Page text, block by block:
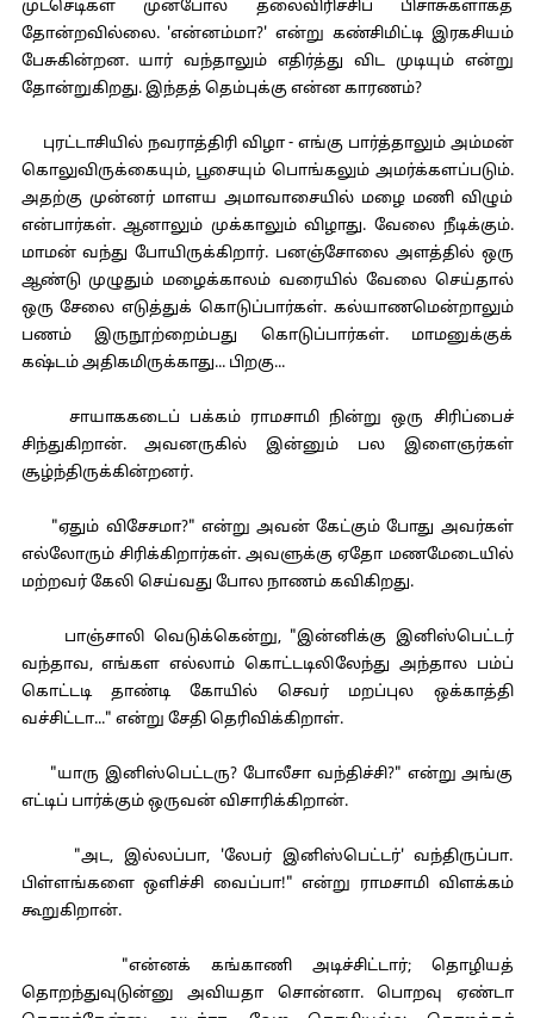
முட்செடிகள் முன்போல் தலைவிரிச்சிப் பிசாசுகளாகத்
தோன்றவில்லை. 'என்னம்மா?' என்று கண்சிமிட்டி இரகசியம்
பேசுகின்றன. யார் வந்தாலும் எதிர்த்து விட முடியும் என்று
தோன்றுகிறது. இந்தத் தெம்புக்கு என்ன காரணம்?
புரட்டாசியில் நவராத்திரி விழா - எங்கு பார்த்தாலும் அம்மன்
கொலுவிருக்கையும், பூசையும் பொங்கலும் அமர்க்களப்படும்.
அதற்கு முன்னர் மாளய அமாவாசையில் மழை மணி விழும்
என்பார்கள். ஆனாலும் முக்காலும் விழாது. வேலை நீடிக்கும்.
மாமன் வந்து போயிருக்கிறார். பனஞ்சோலை அளத்தில் ஒரு
ஆண்டு முழுதும் மழைக்காலம் வரையில் வேலை செய்தால்
ஒரு சேலை எடுத்துக் கொடுப்பார்கள். கல்யாணமென்றாலும்
பணம் இருநூற்றைம்பது கொடுப்பார்கள். மாமனுக்குக்
கஷ்டம் அதிகமிருக்காது... பிறகு...
சாயாககடைப் பக்கம் ராமசாமி நின்று ஒரு சிரிப்பைச்
சிந்துகிறான். அவனருகில் இன்னும் பல இளைஞர்கள்
சூழ்ந்திருக்கின்றனர்.
"ஏதும் விசேசமா?" என்று அவன் கேட்கும் போது அவர்கள்
எல்லோரும் சிரிக்கிறார்கள். அவளுக்கு ஏதோ மணமேடையில்
மற்றவர் கேலி செய்வது போல நாணம் கவிகிறது.
பாஞ்சாலி வெடுக்கென்று, "இன்னிக்கு இனிஸ்பெட்டர்
வந்தாவ, எங்கள எல்லாம் கொட்டடிலிலேந்து அந்தால பம்ப்
கொட்டடி தாண்டி கோயில் செவர் மறப்புல ஒக்காத்தி
வச்சிட்டா..." என்று சேதி தெரிவிக்கிறாள்.
"யாரு இனிஸ்பெட்டரு? போலீசா வந்திச்சி?" என்று அங்கு
எட்டிப் பார்க்கும் ஒருவன் விசாரிக்கிறான்.
"அட, இல்லப்பா, 'லேபர் இனிஸ்பெட்டர்' வந்திருப்பா.
பிள்ளங்களை ஒளிச்சி வைப்பா!" என்று ராமசாமி விளக்கம்
கூறுகிறான்.
"என்னக் கங்காணி அடிச்சிட்டார்; தொழியத்
தொறந்துவுடுன்னு அவியதா சொன்னா. பொறவு ஏண்டா